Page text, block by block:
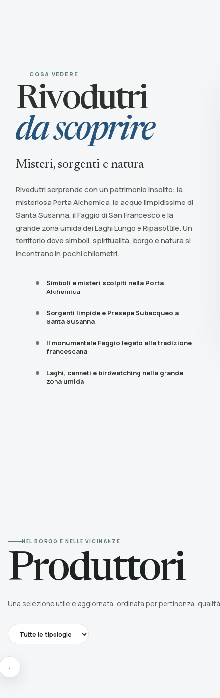
COSA VEDERE
Rivodutri
da scoprire
Misteri, sorgenti e natura
Rivodutri sorprende con un patrimonio insolito: la
misteriosa Porta Alchemica, le acque limpidissime di
Santa Susanna, il Faggio di San Francesco e la
grande zona umida dei Laghi Lungo e Ripasottile. Un
territorio dove simboli, spiritualità, borgo e natura si
incontrano in pochi chilometri.
Simboli e misteri scolpiti nella Porta
Alchemica
Sorgenti limpide e Presepe Subacqueo a
Santa Susanna
Il monumentale Faggio legato alla tradizione
francescana
Laghi, canneti e birdwatching nella grande
zona umida
© Borghi della
NEL BORGO E NELLE VICINANZE
Produttori
Una selezione utile e aggiornata, ordinata per pertinenza, qualità
←